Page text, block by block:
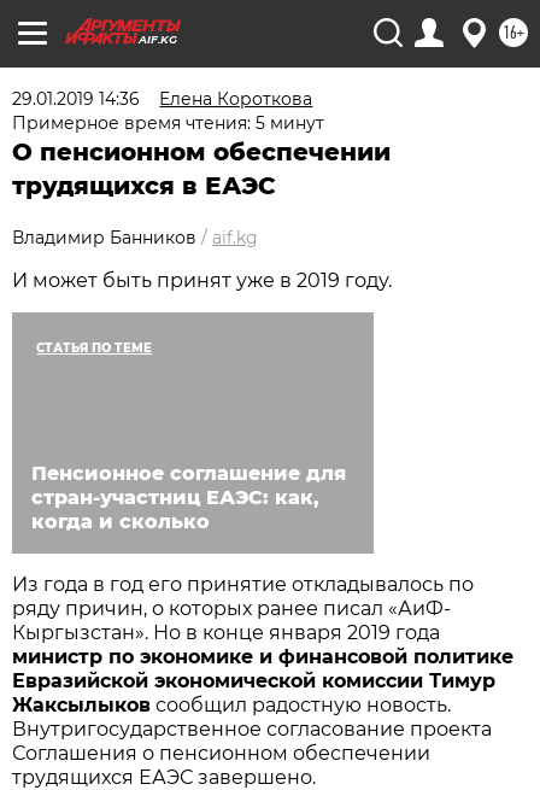
AIF.KG 16+
29.01.2019 14:36
Елена Короткова
Примерное время чтения: 5 минут
О пенсионном обеспечении
трудящихся в ЕАЭС
Владимир Банников / aif.kg
И может быть принят уже в 2019 году.
СТАТЬЯ ПО ТЕМЕ
Пенсионное соглашение для
стран-участниц ЕАЭС: как,
когда и сколько
Из года в год его принятие откладывалось по
ряду причин, о которых ранее писал «АиФ-
Кыргызстан». Но в конце января 2019 года
министр по экономике и финансовой политике
Евразийской экономической комиссии Тимур
Жаксылыков сообщил радостную новость.
Внутригосударственное согласование проекта
Соглашения о пенсионном обеспечении
трудящихся ЕАЭС завершено.